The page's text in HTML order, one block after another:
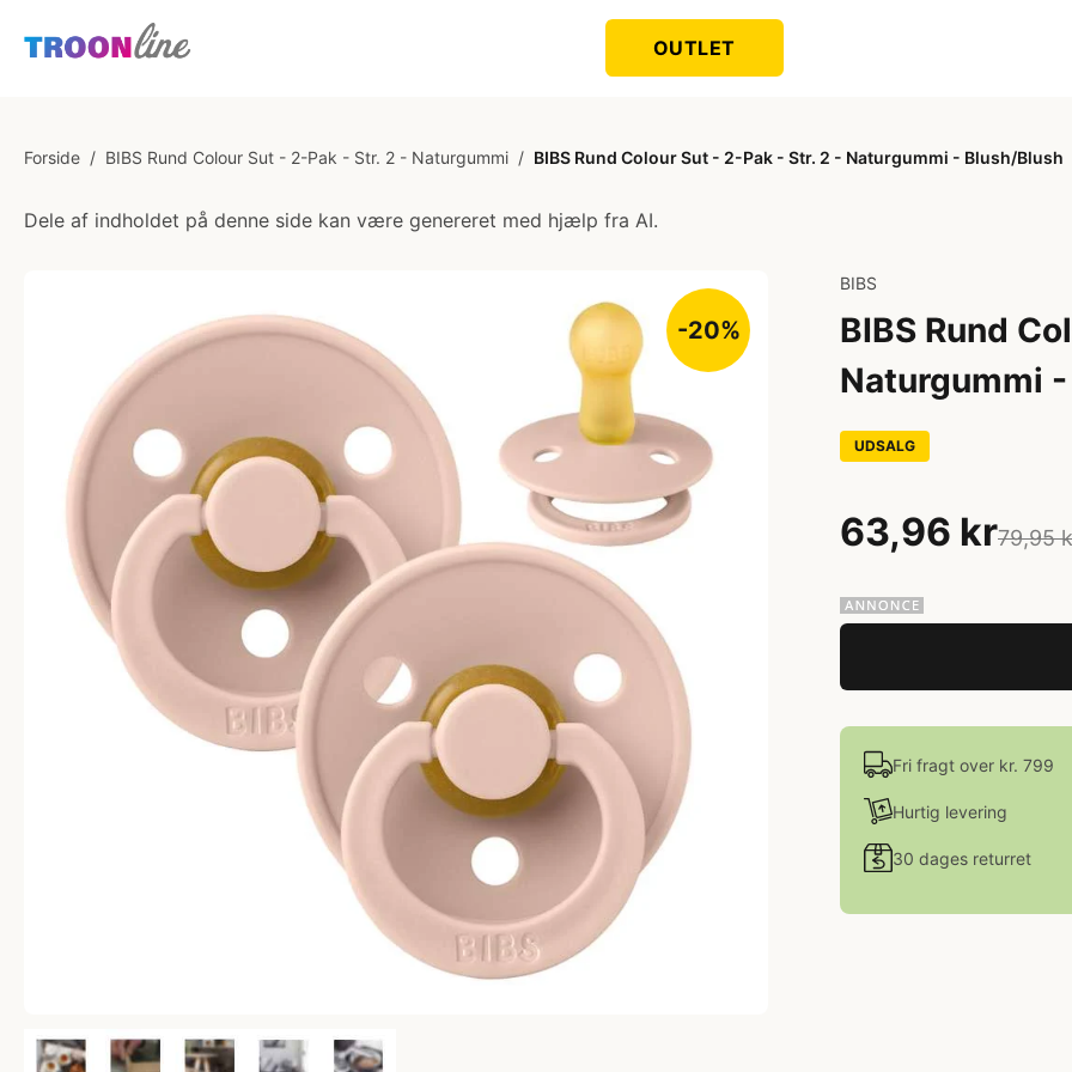
OUTLET
Forside / BIBS Rund Colour Sut - 2-Pak - Str. 2 - Naturgummi / BIBS Rund Colour Sut - 2-Pak - Str. 2 - Naturgummi - Blush/Blush
Dele af indholdet på denne side kan være genereret med hjælp fra AI.
-20%
BIBS
BIBS Rund
Naturgummi
UDSALG
63,96 kr79,95
Fri fragt over kr. 799
Hurtig levering
30 dages returret